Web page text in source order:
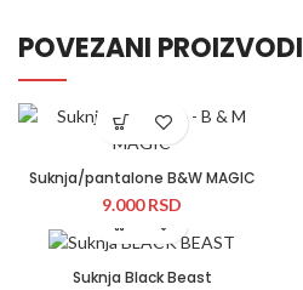
POVEZANI PROIZVODI
Suknja/pantalone B&W MAGIC
9.000RSD
Suknja Black Beast